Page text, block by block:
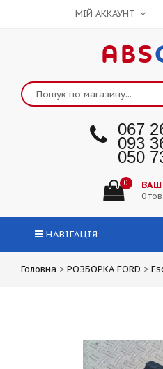
МІЙ АККАУНТ
ABS
067
093
050
0
0
НАВІГАЦІЯ
Головна > РОЗБОРКА FORD >